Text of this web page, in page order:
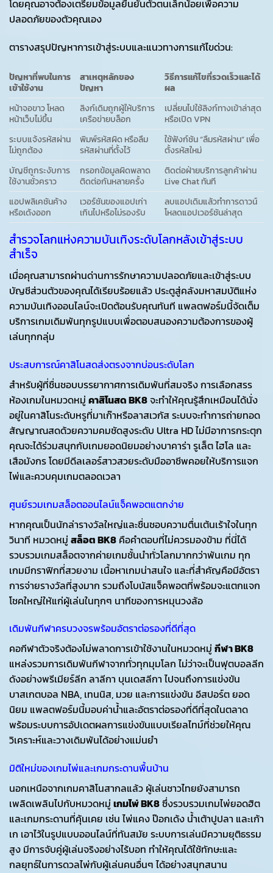
โดยคุณอาจต้องเตรียมข้อมูลยืนยันตัวตนเล็กน้อยเพื่อความ
ปลอดภัยของตัวคุณเอง
ตารางสรุปปัญหาการเข้าสู่ระบบและแนวทางการแก้ไขด่วน:
ปัญหาที่พบในการ
เข้าใช้งาน
สาเหตุหลักของ
ปัญหา
วิธีการแก้ไขที่รวดเร็วและได้
ผล
หน้าจอขาว โหลด
หน้าเว็บไม่ขึ้น
ลิงก์เดิมถูกผู้ให้บริการ
เครือข่ายบล็อก
เปลี่ยนไปใช้ลิงก์ทางเข้าล่าสุด
หรือเปิด VPN
ระบบแจ้งรหัสผ่าน
ไม่ถูกต้อง
พิมพ์รหัสผิด หรือลืม
รหัสผ่านที่ตั้งไว้
ใช้ฟังก์ชัน “ลืมรหัสผ่าน” เพื่อ
ตั้งรหัสใหม่
บัญชีถูกระงับการ
ใช้งานชั่วคราว
กรอกข้อมูลผิดพลาด
ติดต่อกันหลายครั้ง
ติดต่อฝ่ายบริการลูกค้าผ่าน
Live Chat ทันที
แอปพลิเคชันค้าง
หรือเด้งออก
เวอร์ชันของแอปเก่า
เกินไปหรือไม่รองรับ
ลบแอปเดิมแล้วทำการดาวน์
โหลดแอปเวอร์ชันล่าสุด
สำรวจโลกแห่งความบันเทิงระดับโลกหลังเข้าสู่ระบบ
สำเร็จ
เมื่อคุณสามารถผ่านด่านการรักษาความปลอดภัยและเข้าสู่ระบบ
บัญชีส่วนตัวของคุณได้เรียบร้อยแล้ว ประตูสู่คลังมหาสมบัติแห่ง
ความบันเทิงออนไลน์จะเปิดต้อนรับคุณทันที แพลตฟอร์มนี้จัดเต็ม
บริการเกมเดิมพันทุกรูปแบบเพื่อตอบสนองความต้องการของผู้
เล่นทุกกลุ่ม
ประสบการณ์คาสิโนสดส่งตรงจากบ่อนระดับโลก
สำหรับผู้ที่ชื่นชอบบรรยากาศการเดิมพันที่สมจริง การเลือกสรร
ห้องเกมในหมวดหมู่ คาสิโนสด BK8จะทำให้คุณรู้สึกเหมือนได้นั่ง
อยู่ในคาสิโนระดับหรูที่มาเก๊าหรือลาสเวกัส ระบบจะทำการถ่ายทอด
สัญญาณสดด้วยความคมชัดสูงระดับ Ultra HD ไม่มีอาการกระตุก
คุณจะได้ร่วมสนุกกับเกมยอดนิยมอย่างบาคาร่า รูเล็ต ไฮโล และ
เสือมังกร โดยมีดีลเลอร์สาวสวยระดับมืออาชีพคอยให้บริการแจก
ไพ่และควบคุมเกมตลอดเวลา
ศูนย์รวมเกมสล็อตออนไลน์แจ็คพอตแตกง่าย
หากคุณเป็นนักล่ารางวัลใหญ่และชื่นชอบความตื่นเต้นเร้าใจในทุก
วินาที หมวดหมู่ สล็อต BK8 คือคำตอบที่ไม่ควรมองข้าม ที่นี่ได้
รวบรวมเกมสล็อตจากค่ายเกมชั้นนำทั่วโลกมากกว่าพันเกม ทุก
เกมมีกราฟิกที่สวยงาม เนื้อหาเกมน่าสนใจ และที่สำคัญคือมีอัตรา
การจ่ายรางวัลที่สูงมาก รวมถึงโบนัสแจ็คพอตที่พร้อมจะแตกแจก
โชคใหญ่ให้แก่ผู้เล่นในทุกๆ นาทีของการหมุนวงล้อ
เดิมพันกีฬาครบวงจรพร้อมอัตราต่อรองที่ดีที่สุด
คอกีฬาตัวจริงต้องไม่พลาดการเข้าใช้งานในหมวดหมู่ กีฬา BK8
แหล่งรวมการเดิมพันกีฬาจากทั่วทุกมุมโลก ไม่ว่าจะเป็นฟุตบอลลีก
ดังอย่างพรีเมียร์ลีก ลาลีกา บุนเดสลีกา ไปจนถึงการแข่งขัน
บาสเกตบอล NBA, เทนนิส, มวย และการแข่งขัน อีสปอร์ต ยอด
นิยม แพลตฟอร์มนี้มอบค่าน้ำและอัตราต่อรองที่ดีที่สุดในตลาด
พร้อมระบบการอัปเดตผลการแข่งขันแบบเรียลไทม์ที่ช่วยให้คุณ
วิเคราะห์และวางเดิมพันได้อย่างแม่นยำ
มิติใหม่ของเกมไพ่และเกมกระดานพื้นบ้าน
นอกเหนือจากเกมคาสิโนสากลแล้ว ผู้เล่นชาวไทยยังสามารถ
เพลิดเพลินไปกับหมวดหมู่ เกมไพ่ BK8ซึ่งรวบรวมเกมไพ่ยอดฮิต
และเกมกระดานที่คุ้นเคย เช่น ไพ่แคง ป๊อกเด้ง น้ำเต้าปูปลา และเก้า
เก เอาไว้ในรูปแบบออนไลน์ที่ทันสมัย ระบบการเล่นมีความยุติธรรม
สูง มีการจับคู่ผู้เล่นจริงอย่างไร้บอท ทำให้คุณได้ใช้ทักษะและ
กลยุทธ์ในการดวลไพ่กับผู้เล่นคนอื่นๆ ได้อย่างสนุกสนาน